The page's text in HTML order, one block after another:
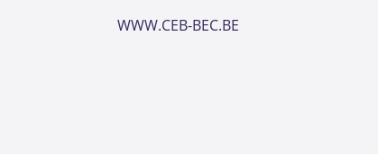
WWW.CEB-BEC.BE